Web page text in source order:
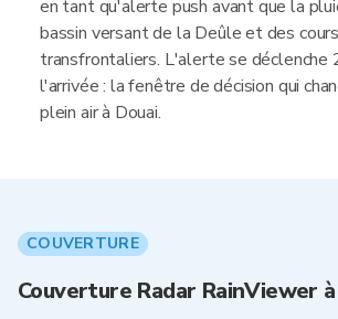
en tant qu'alerte push avant que la
bassin versant de la Deûle et des
transfrontaliers. L'alerte se déclenche
l'arrivée : la fenêtre de décision qui
plein air à Douai.
COUVERTURE
Couverture Radar RainViewer